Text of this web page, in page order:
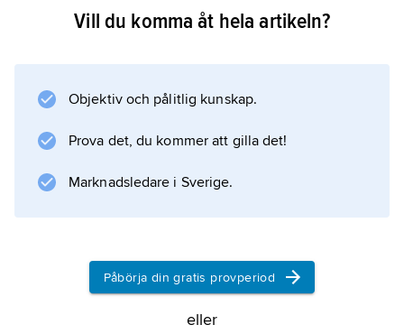
Klimat
Växtliv
Kulturlandskap
Vill du komma åt hela artikeln?
Objektiv och pålitlig kunskap.
Prova det, du kommer att gilla det!
Marknadsledare i Sverige.
Påbörja din gratis provperiod
eller